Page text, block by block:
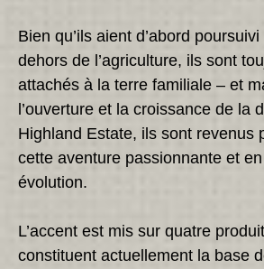
Bien qu’ils aient d’abord
dehors de l’agriculture, ils sont
attachés à la terre familiale – et
l’ouverture et la croissance de la
Highland Estate, ils sont revenus
cette aventure passionnante et
évolution.
L’accent est mis sur quatre
constituent actuellement la base